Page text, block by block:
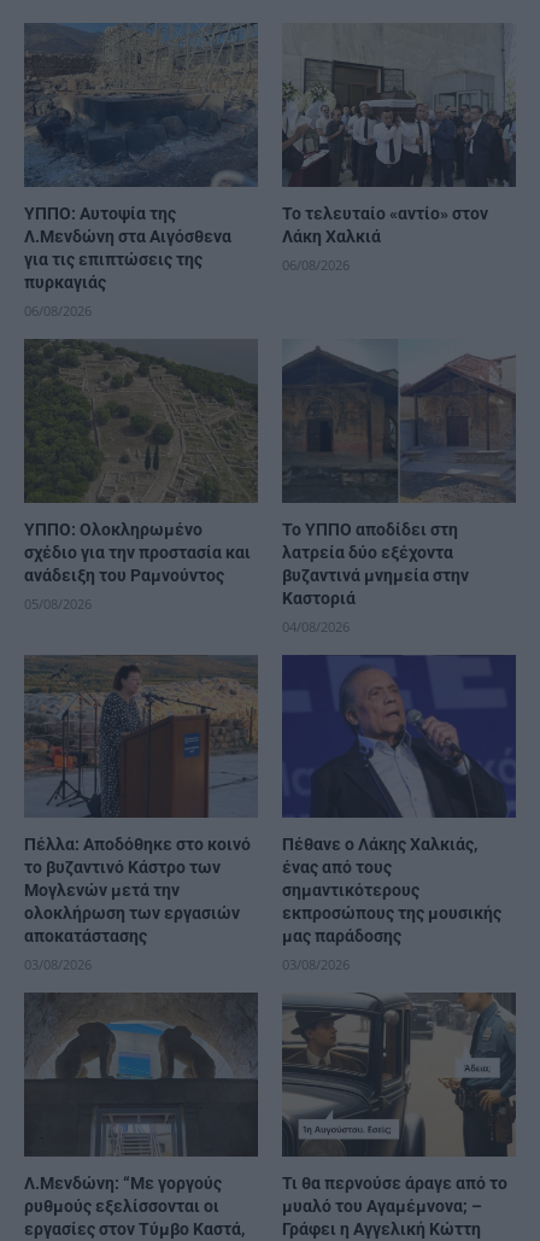
ΥΠΠΟ: Αυτοψία της
Λ.Μενδώνη στα Αιγόσθενα
για τις επιπτώσεις της
πυρκαγιάς
06/08/2026
Το τελευταίο «αντίο» στον
Λάκη Χαλκιά
06/08/2026
ΥΠΠΟ: Ολοκληρωμένο
σχέδιο για την προστασία και
ανάδειξη του Ραμνούντος
05/08/2026
Το ΥΠΠΟ αποδίδει στη
λατρεία δύο εξέχοντα
βυζαντινά μνημεία στην
Καστοριά
04/08/2026
Πέλλα: Αποδόθηκε στο κοινό
το βυζαντινό Κάστρο των
Μογλενών μετά την
ολοκλήρωση των εργασιών
αποκατάστασης
03/08/2026
Πέθανε ο Λάκης Χαλκιάς,
ένας από τους
σημαντικότερους
εκπροσώπους της μουσικής
μας παράδοσης
03/08/2026
Λ.Μενδώνη: “Με γοργούς
ρυθμούς εξελίσσονται οι
εργασίες στον Τύμβο Καστά,
Τι θα περνούσε άραγε από το
μυαλό του Αγαμέμνονα; –
Γράφει η Αγγελική Κώττη